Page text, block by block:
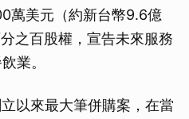
萬美元（約新台幣9.6億
之百股權，宣告未來服務
業。
以來最大筆併購案，在當